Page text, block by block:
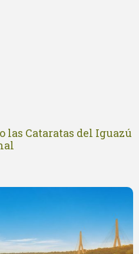
las Cataratas del Iguazú